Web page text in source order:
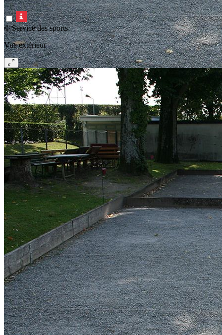
© Service des sports
Vue extérieur